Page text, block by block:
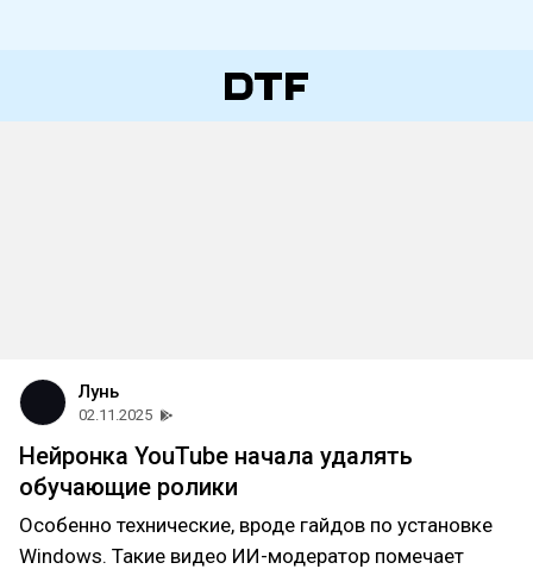
Лунь
02.11.2025
Нейронка YouTube начала удалять
обучающие ролики
Особенно технические, вроде гайдов по установке
Windows. Такие видео ИИ-модератор помечает